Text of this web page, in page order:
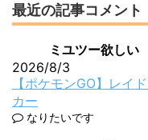
最近の記事コメント
ミユツー欲しい
2026/8/3
【ポケモンGO】レイ
カー
なりたいです